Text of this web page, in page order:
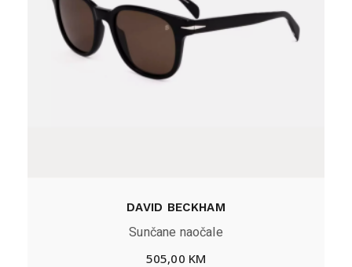
DAVID BECKHAM
Sunčane naočale
505,00 KM